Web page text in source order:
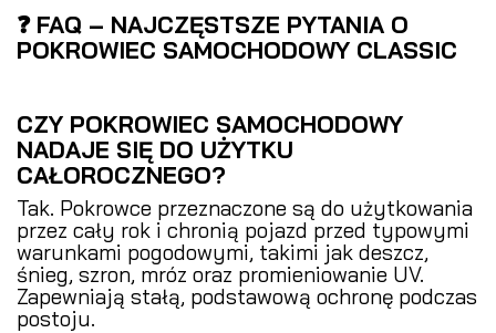
❓ FAQ – NAJCZĘSTSZE PYTANIA O
POKROWIEC SAMOCHODOWY CLASSIC
CZY POKROWIEC SAMOCHODOWY
NADAJE SIĘ DO UŻYTKU
CAŁOROCZNEGO?
Tak. Pokrowce przeznaczone są do użytkowania
przez cały rok i chronią pojazd przed typowymi
warunkami pogodowymi, takimi jak deszcz,
śnieg, szron, mróz oraz promieniowanie UV.
Zapewniają stałą, podstawową ochronę podczas
postoju.